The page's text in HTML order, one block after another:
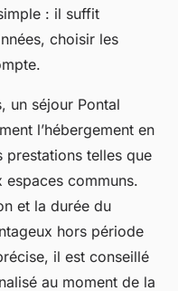
: il suffit
choisir les
un séjour Pontal
l’hébergement en
prestations telles que
espaces communs.
et la durée du
hors période
il est conseillé
au moment de la